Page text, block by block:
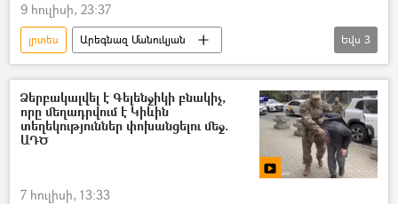
9 հուլիսի, 23:37
լրտես
Արեգնազ Մանուկյան
«Մայր Հայաստան» դաշինք
պետական գաղտնիք
կալանք
Եվս 3
Ձերբակալվել է Գելենջիկի բնակիչ,
որը մեղադրվում է Կիևին
տեղեկություններ փոխանցելու մեջ.
ԱԴԾ
7 հուլիսի, 13:33